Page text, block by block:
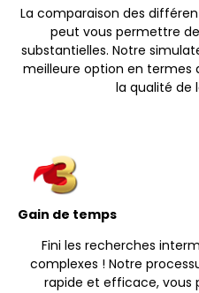
La comparaison des
peut vous permettre
substantielles. Notre
meilleure option en
la qualité de
Gain de temps
Fini les recherches
complexes ! Notre
rapide et efficace, vous